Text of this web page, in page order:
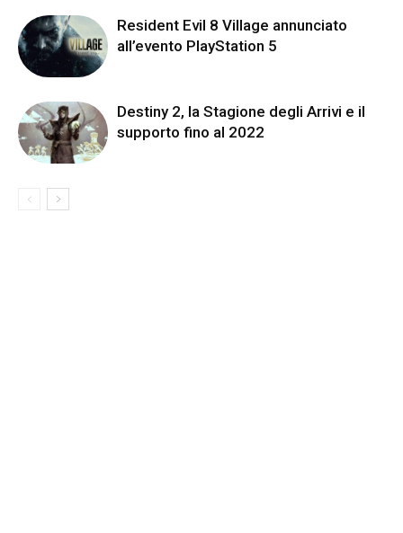
Resident Evil 8 Village annunciato
all’evento PlayStation 5
Destiny 2, la Stagione degli Arrivi e il
supporto fino al 2022